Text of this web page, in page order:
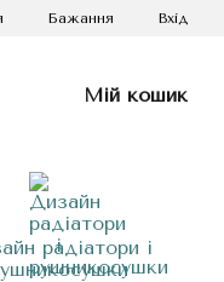
Бажання Вхід
Мій кошик
радіатори і